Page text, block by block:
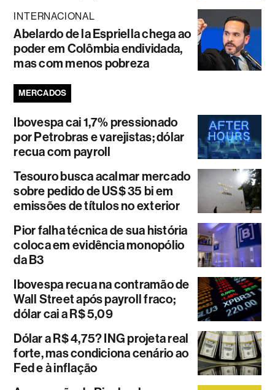
INTERNACIONAL
Abelardo de la Espriella chega ao
poder em Colômbia endividada,
mas com menos pobreza
MERCADOS
Ibovespa cai 1,7% pressionado
por Petrobras e varejistas; dólar
recua com payroll
Tesouro busca acalmar mercado
sobre pedido de US$ 35 bi em
emissões de títulos no exterior
Pior falha técnica de sua história
coloca em evidência monopólio
da B3
Ibovespa recua na contramão de
Wall Street após payroll fraco;
dólar cai a R$ 5,09
Dólar a R$ 4,75? ING projeta real
forte, mas condiciona cenário ao
Fed e à inflação